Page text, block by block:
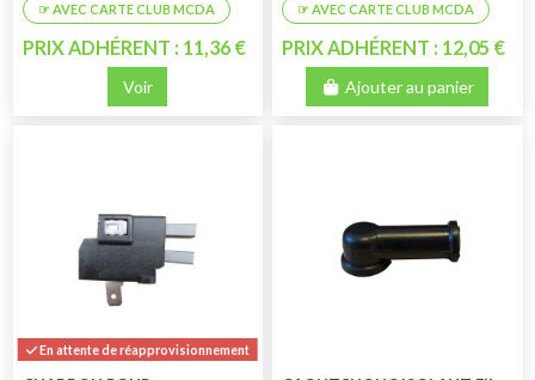
PRIX ADHÉRENT : 11,36 €
Voir
PRIX ADHÉRENT : 12,05 €
Ajouter au panier
En attente de réapprovisionnement